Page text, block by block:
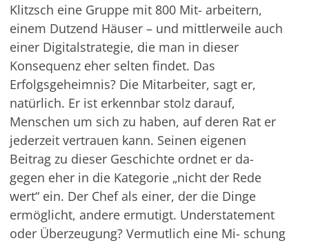
Klitzsch eine Gruppe mit 800 Mit- arbeitern,
einem Dutzend Häuser – und mittlerweile auch
einer Digitalstrategie, die man in dieser
Konsequenz eher selten findet. Das
Erfolgsgeheimnis? Die Mitarbeiter, sagt er,
natürlich. Er ist erkennbar stolz darauf,
Menschen um sich zu haben, auf deren Rat er
jederzeit vertrauen kann. Seinen eigenen
Beitrag zu dieser Geschichte ordnet er da-
gegen eher in die Kategorie „nicht der Rede
wert“ ein. Der Chef als einer, der die Dinge
ermöglicht, andere ermutigt. Understatement
oder Überzeugung? Vermutlich eine Mi- schung